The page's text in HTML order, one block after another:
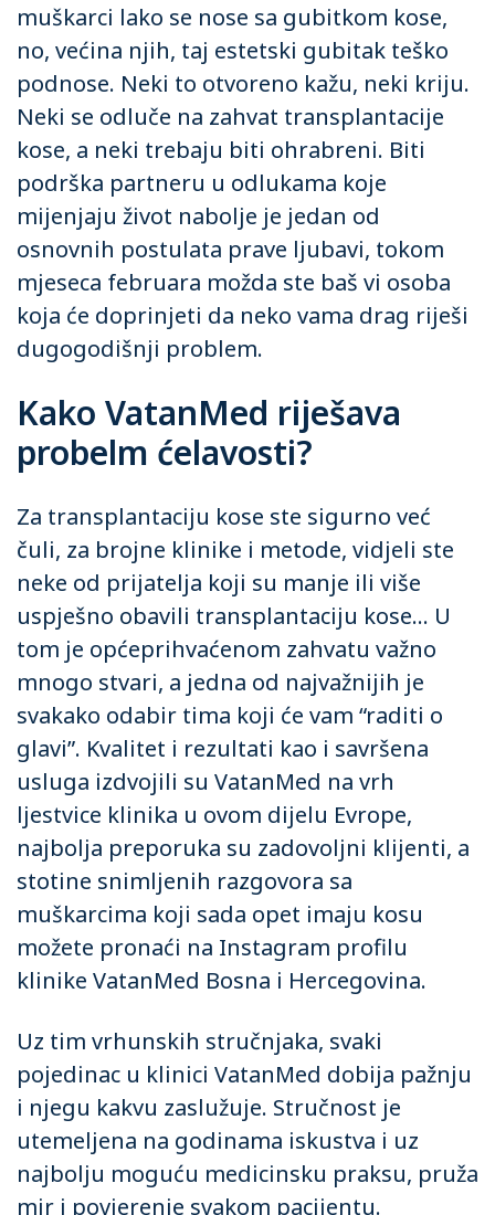
muškarci lako se nose sa gubitkom kose,
no, većina njih, taj estetski gubitak teško
podnose. Neki to otvoreno kažu, neki kriju.
Neki se odluče na zahvat transplantacije
kose, a neki trebaju biti ohrabreni. Biti
podrška partneru u odlukama koje
mijenjaju život nabolje je jedan od
osnovnih postulata prave ljubavi, tokom
mjeseca februara možda ste baš vi osoba
koja će doprinjeti da neko vama drag riješi
dugogodišnji problem.
Kako VatanMed riješava
probelm ćelavosti?
Za transplantaciju kose ste sigurno već
čuli, za brojne klinike i metode, vidjeli ste
neke od prijatelja koji su manje ili više
uspješno obavili transplantaciju kose… U
tom je općeprihvaćenom zahvatu važno
mnogo stvari, a jedna od najvažnijih je
svakako odabir tima koji će vam “raditi o
glavi”. Kvalitet i rezultati kao i savršena
usluga izdvojili su VatanMed na vrh
ljestvice klinika u ovom dijelu Evrope,
najbolja preporuka su zadovoljni klijenti, a
stotine snimljenih razgovora sa
muškarcima koji sada opet imaju kosu
možete pronaći na Instagram profilu
klinike VatanMed Bosna i Hercegovina.
Uz tim vrhunskih stručnjaka, svaki
pojedinac u klinici VatanMed dobija pažnju
i njegu kakvu zaslužuje. Stručnost je
utemeljena na godinama iskustva i uz
najbolju moguću medicinsku praksu, pruža
mir i povjerenje svakom pacijentu.